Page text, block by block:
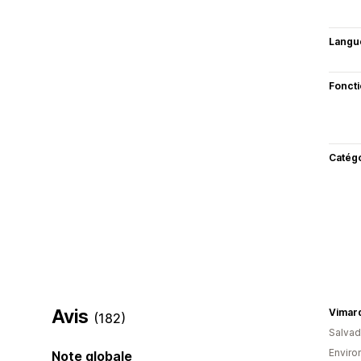
Avis (182)
Note globale